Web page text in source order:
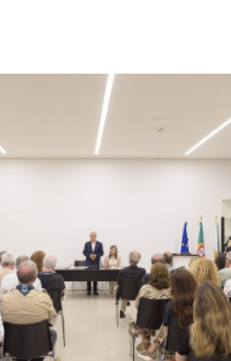
da Techstars
a instituições